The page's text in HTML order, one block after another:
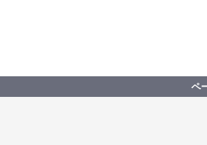
ペ